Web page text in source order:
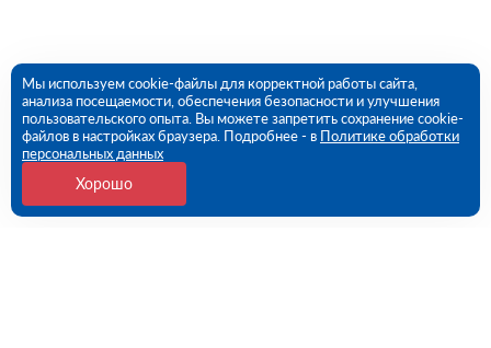
Мы используем cookie-файлы для корректной работы сайта,
анализа посещаемости, обеспечения безопасности и улучшения
пользовательского опыта. Вы можете запретить сохранение cookie-
файлов в настройках браузера. Подробнее - в Политике обработки
персональных данных
Хорошо